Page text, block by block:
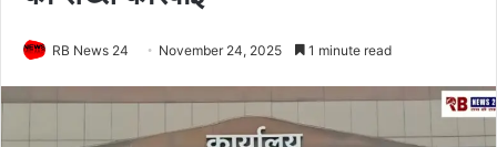
RB News 24 November 24, 2025 1 minute read